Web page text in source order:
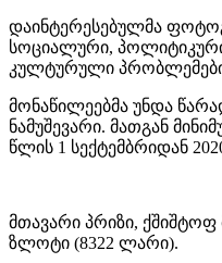
დაინტერესებულმა
სოციალური,
კულტურული
მონაწილეებმა უნდა
ნამუშევარი. მათგან
წლის 1 სექტემბრიდან
მთავარი პრიზი, ქშიშტოფ
ზლოტი (8322 ლარი).